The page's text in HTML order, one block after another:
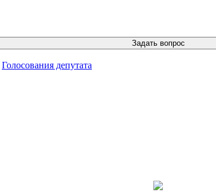
Голосования депутата